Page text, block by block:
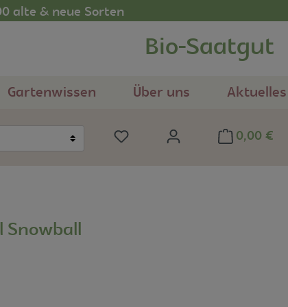
alte & neue Sorten
Bio-Saatgut
Gartenwissen Über uns Aktuelles
Du hast 0 Produkte auf dem
0,00 €
Snowball